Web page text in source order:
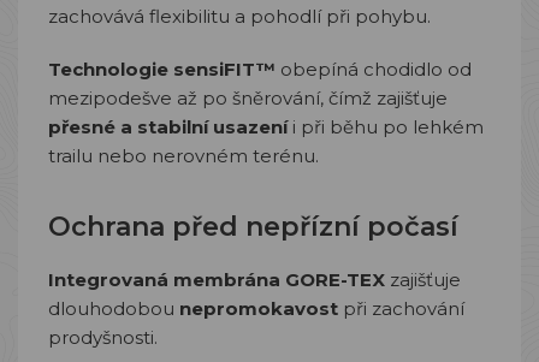
zachovává flexibilitu a pohodlí při pohybu.
Technologie sensiFIT™ obepíná chodidlo od
mezipodešve až po šněrování, čímž zajišťuje
přesné a stabilní usazeníi při běhu po lehkém
trailu nebo nerovném terénu.
Ochrana před nepřízní počasí
Integrovaná membrána GORE-TEX zajišťuje
dlouhodobou nepromokavost při zachování
prodyšnosti.